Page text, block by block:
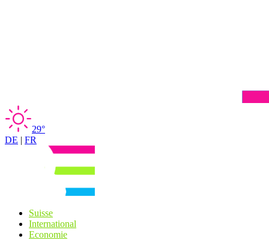
29°
DE | FR
Suisse
International
Economie